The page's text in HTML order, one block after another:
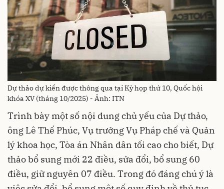
Dự thảo dự kiến được thông qua tại Kỳ họp thứ 10, Quốc hội
khóa XV (tháng 10/2025) - Ảnh: ITN
Trình bày một số nội dung chủ yếu của Dự thảo,
ông Lê Thế Phúc, Vụ trưởng Vụ Pháp chế và Quản
lý khoa học, Tòa án Nhân dân tối cao cho biết, Dự
thảo bổ sung mới 22 điều, sửa đổi, bổ sung 60
điều, giữ nguyên 07 điều. Trong đó đáng chú ý là